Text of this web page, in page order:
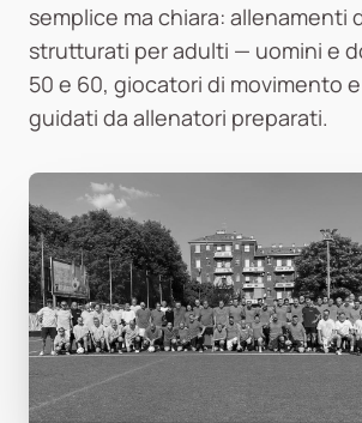
semplice ma chiara: allenamenti
strutturati per adulti — uomini e
50 e 60, giocatori di movimento
guidati da allenatori preparati.